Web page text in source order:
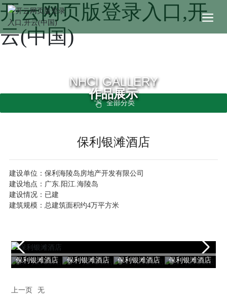
开云网页版登录入口,开
云(中国)
NHCI GALLERY
作品展示
全部分类
保利银滩酒店
建设单位：保利海陵岛房地产开发有限公司
建设地点：广东.阳江.海陵岛
建设情况：已建
建筑规模：总建筑面积约4万平方米
保利银滩酒店 保利银滩酒店 保利银滩酒店 保利银滩酒店
上一页
无